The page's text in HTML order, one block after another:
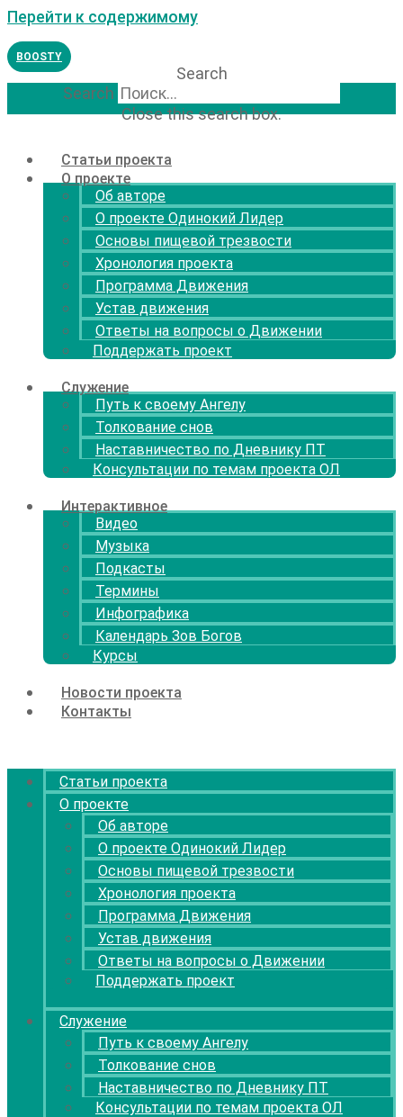
Перейти к содержимому
BOOSTY
Search
Search
Close this search box.
Статьи проекта
О проекте
Об авторе
О проекте Одинокий Лидер
Основы пищевой трезвости
Хронология проекта
Программа Движения
Устав движения
Ответы на вопросы о Движении
Поддержать проект
Служение
Путь к своему Ангелу
Толкование снов
Наставничество по Дневнику ПТ
Консультации по темам проекта ОЛ
Интерактивное
Видео
Музыка
Подкасты
Термины
Инфографика
Календарь Зов Богов
Курсы
Новости проекта
Контакты
Статьи проекта
О проекте
Об авторе
О проекте Одинокий Лидер
Основы пищевой трезвости
Хронология проекта
Программа Движения
Устав движения
Ответы на вопросы о Движении
Поддержать проект
Служение
Путь к своему Ангелу
Толкование снов
Наставничество по Дневнику ПТ
Консультации по темам проекта ОЛ